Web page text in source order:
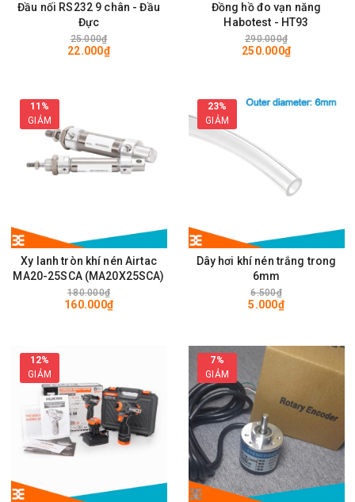
Đầu nối RS232 9 chân - Đầu
Đực
25.000₫
22.000₫
Đồng hồ đo vạn năng
Habotest - HT93
290.000₫
250.000₫
11%
GIẢM
Xy lanh tròn khí nén Airtac
MA20-25SCA (MA20X25SCA)
180.000₫
160.000₫
23%
GIẢM
Dây hơi khí nén trắng trong
6mm
6.500₫
5.000₫
12%
GIẢM
7%
GIẢM